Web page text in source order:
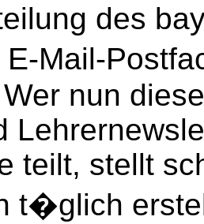
des
E-Mail-
nun
teilt, stellt
t�glich